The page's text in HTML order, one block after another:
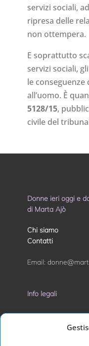
servizi sociali,
ripresa delle
non ottempera.
E soprattutto
servizi sociali,
le conseguenze
all’uomo. È
5128/15,
civile del
Donne ieri oggi e
di Marta Ajò
Chi siamo
Contatti
Email:
Info legali
Privacy Policy
Cookie Policy